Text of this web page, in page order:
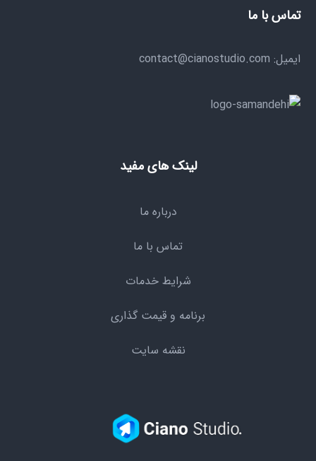
تماس با ما
ایمیل: contact@cianostudio.com
لینک های مفید
درباره ما
تماس با ما
شرایط خدمات
برنامه و قیمت گذاری
نقشه سایت